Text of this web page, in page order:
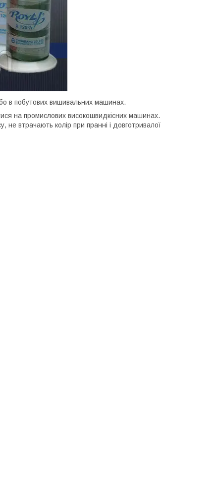
в побутових вишивальних машинах.
на промислових високошвидкісних машинах.
не втрачають колір при пранні і довготривалої